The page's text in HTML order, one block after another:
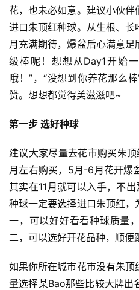
花，也未必如意。建议小伙
进口朱顶红种球。从生根、
月充满期待，爆盆后心满意
级棒呢！想想从Day1开始
哦！”，“没想到你养花那么
赞。想想都觉得美滋滋吧~
第一步 选好种球
建议大家尽量去花市购买朱
月左右购买，5月-6月花开爆
其实在11月就可以入手，不
种球一定要选择进口朱顶红
一，可以好好看看种球质量
二，可以选好开花品种，顺便
如果你所在城市花市没有朱
量选择某Bao那些比较大牌出